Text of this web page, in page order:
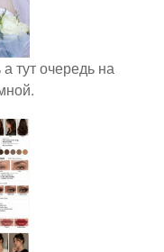
тут очередь на